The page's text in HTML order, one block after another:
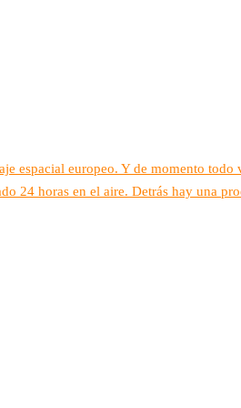
espacial europeo. Y de momento todo
24 horas en el aire. Detrás hay una